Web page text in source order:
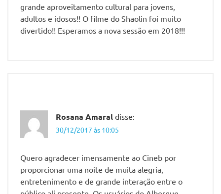
Gomes
Paróquia
Nossa
Senhora
Lourdes
Shaolin
grande aproveitamento cultural para jovens,
adultos e idosos!! O filme do Shaolin foi muito
divertido!! Esperamos a nova sessão em 2018!!!
Rosana Amaral disse:
30/12/2017 às 10:05
Quero agradecer imensamente ao Cineb por
proporcionar uma noite de muita alegria,
entretenimento e de grande interaçäo entre o